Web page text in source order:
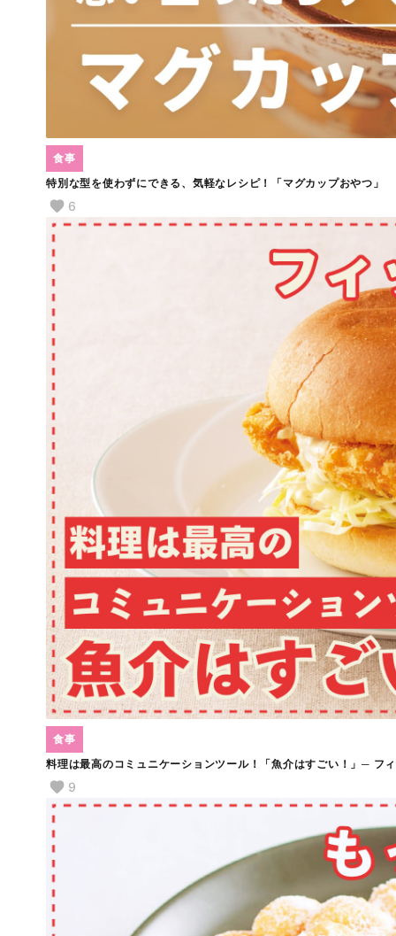
特別な型を使わずにできる、気軽なレシピ！「マグカップおやつ」
食事
6
料理は最高のコミュニケーションツール！「魚介はすごい！」─ フ
食事
9